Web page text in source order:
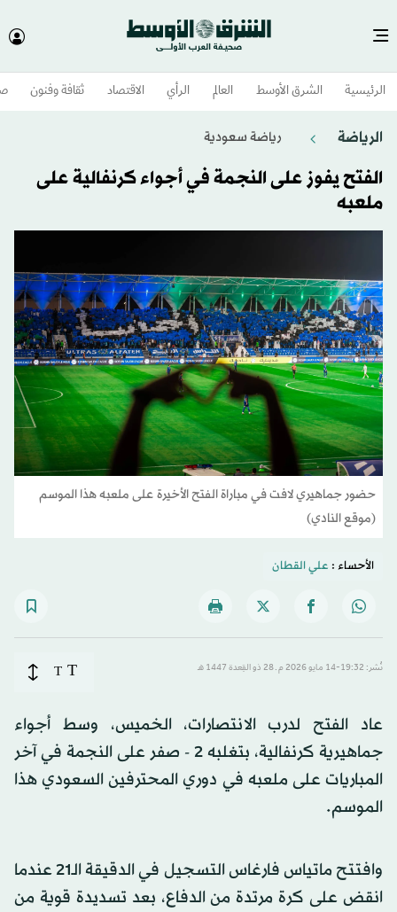
الرئيسية الشرق الأوسط​ العالم الرأي الاقتصاد ثقافة وفنون
الرياضة رياضة سعودية
الفتح يفوز على النجمة في أجواء كرنفالية على
ملعبه
حضور جماهيري لافت في مباراة الفتح الأخيرة على ملعبه هذا الموسم
(موقع النادي)
الأحساء : علي القطان
نُشر: 19:32-14 مايو 2026 م ـ 28 ذو القِعدة 1447 هـ T
T
عاد الفتح لدرب الانتصارات، الخميس، وسط أجواء
جماهيرية كرنفالية، بتغلبه 2 - صفر على النجمة في آخر
المباريات على ملعبه في دوري المحترفين السعودي هذا
الموسم.
وافتتح ماتياس فارغاس التسجيل في الدقيقة الـ21 عندما
انقض على كرة مرتدة من الدفاع، بعد تسديدة قوية من